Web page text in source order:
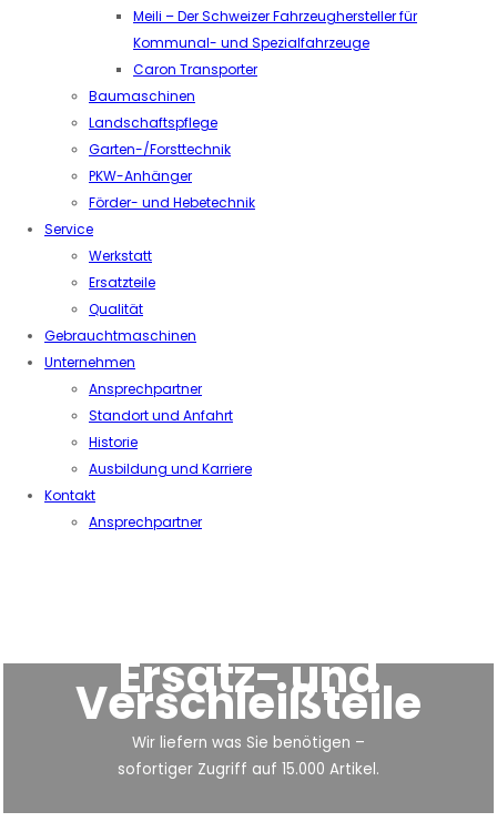
Meili – Der Schweizer Fahrzeughersteller für
Kommunal- und Spezialfahrzeuge
Caron Transporter
Baumaschinen
Landschaftspflege
Garten-/Forsttechnik
PKW-Anhänger
Förder- und Hebetechnik
Service
Werkstatt
Ersatzteile
Qualität
Gebrauchtmaschinen
Unternehmen
Ansprechpartner
Standort und Anfahrt
Historie
Ausbildung und Karriere
Kontakt
Ansprechpartner
Ersatz- und
Verschleißteile
Wir liefern was Sie benötigen –
sofortiger Zugriff auf 15.000 Artikel.